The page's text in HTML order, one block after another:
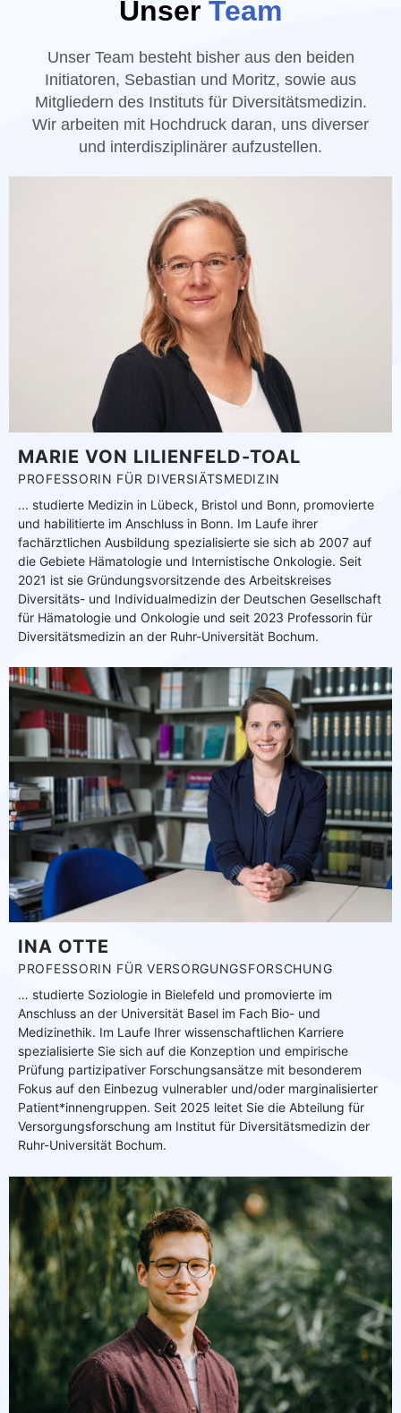
Unser Team
Unser Team besteht bisher aus den beiden
Initiatoren, Sebastian und Moritz, sowie aus
Mitgliedern des Instituts für Diversitätsmedizin.
Wir arbeiten mit Hochdruck daran, uns diverser
und interdisziplinärer aufzustellen.
MARIE VON LILIENFELD-TOAL
PROFESSORIN FÜR DIVERSIÄTSMEDIZIN
... studierte Medizin in Lübeck, Bristol und Bonn, promovierte
und habilitierte im Anschluss in Bonn. Im Laufe ihrer
fachärztlichen Ausbildung spezialisierte sie sich ab 2007 auf
die Gebiete Hämatologie und Internistische Onkologie. Seit
2021 ist sie Gründungsvorsitzende des Arbeitskreises
Diversitäts- und Individualmedizin der Deutschen Gesellschaft
für Hämatologie und Onkologie und seit 2023 Professorin für
Diversitätsmedizin an der Ruhr-Universität Bochum.
INA OTTE
PROFESSORIN FÜR VERSORGUNGSFORSCHUNG
… studierte Soziologie in Bielefeld und promovierte im
Anschluss an der Universität Basel im Fach Bio- und
Medizinethik. Im Laufe Ihrer wissenschaftlichen Karriere
spezialisierte Sie sich auf die Konzeption und empirische
Prüfung partizipativer Forschungsansätze mit besonderem
Fokus auf den Einbezug vulnerabler und/oder marginalisierter
Patient*innengruppen. Seit 2025 leitet Sie die Abteilung für
Versorgungsforschung am Institut für Diversitätsmedizin der
Ruhr-Universität Bochum.